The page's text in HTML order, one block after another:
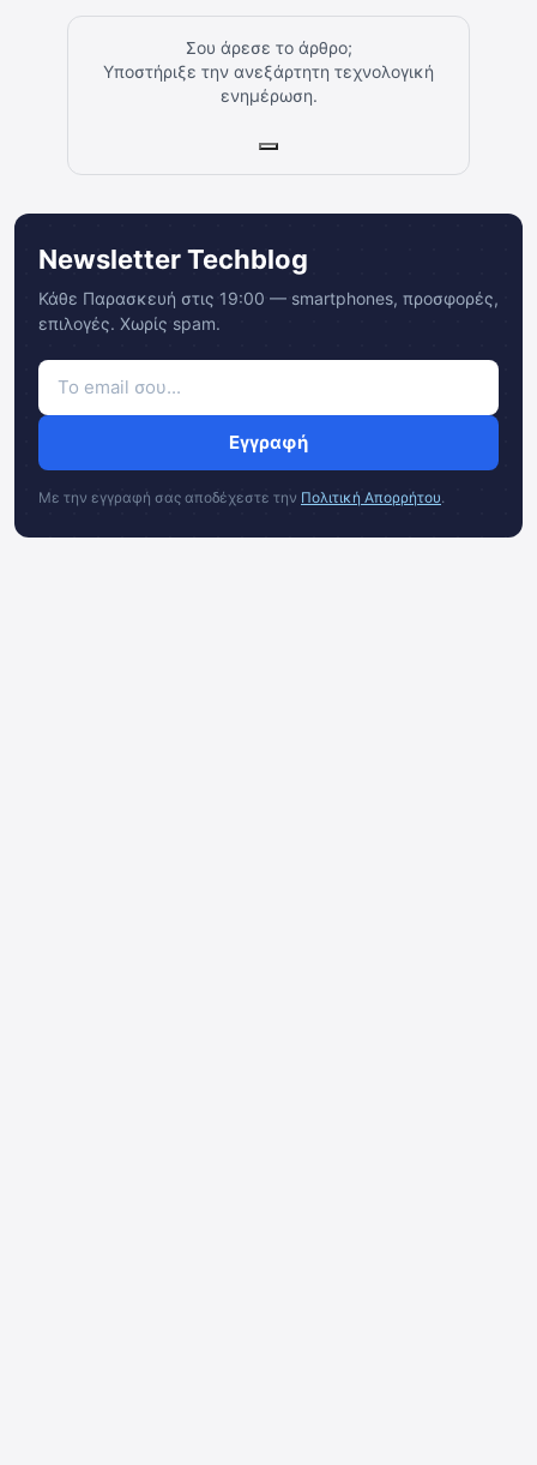
Σου άρεσε το άρθρο;
Υποστήριξε την ανεξάρτητη τεχνολογική
ενημέρωση.
Newsletter Techblog
Κάθε Παρασκευή στις 19:00 — smartphones, προσφορές,
επιλογές. Χωρίς spam.
Εγγραφή
Με την εγγραφή σας αποδέχεστε την Πολιτική Απορρήτου.